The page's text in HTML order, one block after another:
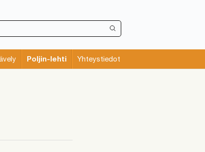
Poljin-lehti Yhteystiedot